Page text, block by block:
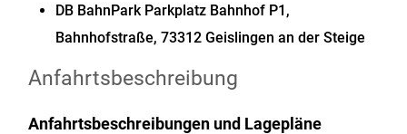
DB BahnPark Parkplatz Bahnhof P1,
Bahnhofstraße, 73312 Geislingen an der Steige
Anfahrtsbeschreibung
Anfahrtsbeschreibungen und Lagepläne